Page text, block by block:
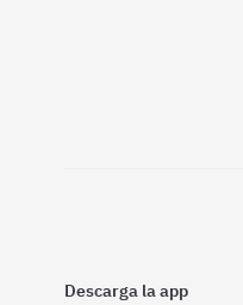
Descarga la app